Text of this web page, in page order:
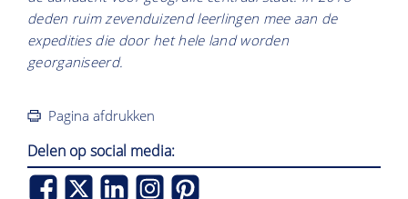
deden ruim zevenduizend leerlingen mee aan de
expedities die door het hele land worden
georganiseerd.
Pagina afdrukken
Delen op social media: